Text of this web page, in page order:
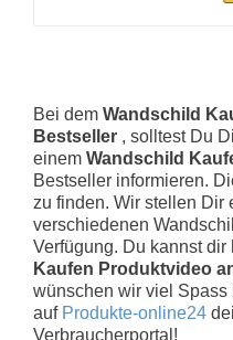
Bei dem Wandschild
Bestseller , solltest Du
einem Wandschild
Bestseller informieren.
zu finden. Wir stellen Dir
verschiedenen
Verfügung. Du kannst
Kaufen Produktvideo
wünschen wir viel Spass
auf Produkte-online24
Verbraucherportal!